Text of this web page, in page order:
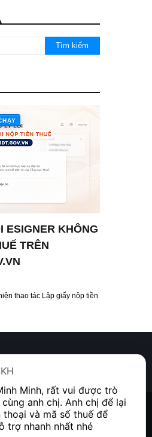
ESIGNER KHÔNG
TRÊN
thao tác Lập giấy nộp tiền
Minh, rất vui được trò
anh chị. Anh chị để lại
thoại và mã số thuế để
trợ nhanh nhất nhé